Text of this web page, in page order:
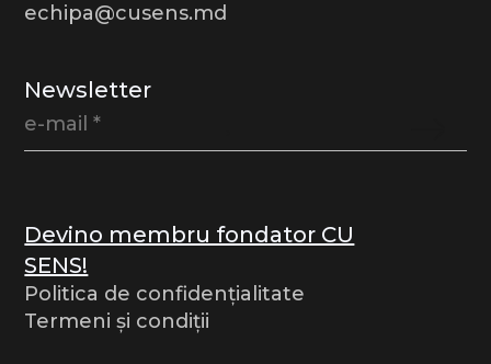
echipa@cusens.md
Newsletter
Devino membru fondator CU
SENS!
Politica de confidențialitate
Termeni și condiții